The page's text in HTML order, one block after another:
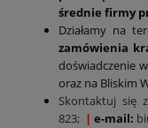
średnie firmy
Działamy na
zamówienia
doświadczenie
oraz na Bliskim
Skontaktuj się
823; | e-mail: